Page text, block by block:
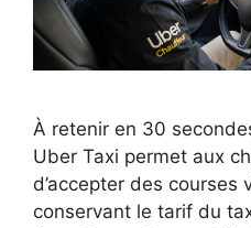
À retenir en 30
Uber Taxi permet aux
d’accepter des courses
conservant le tarif du